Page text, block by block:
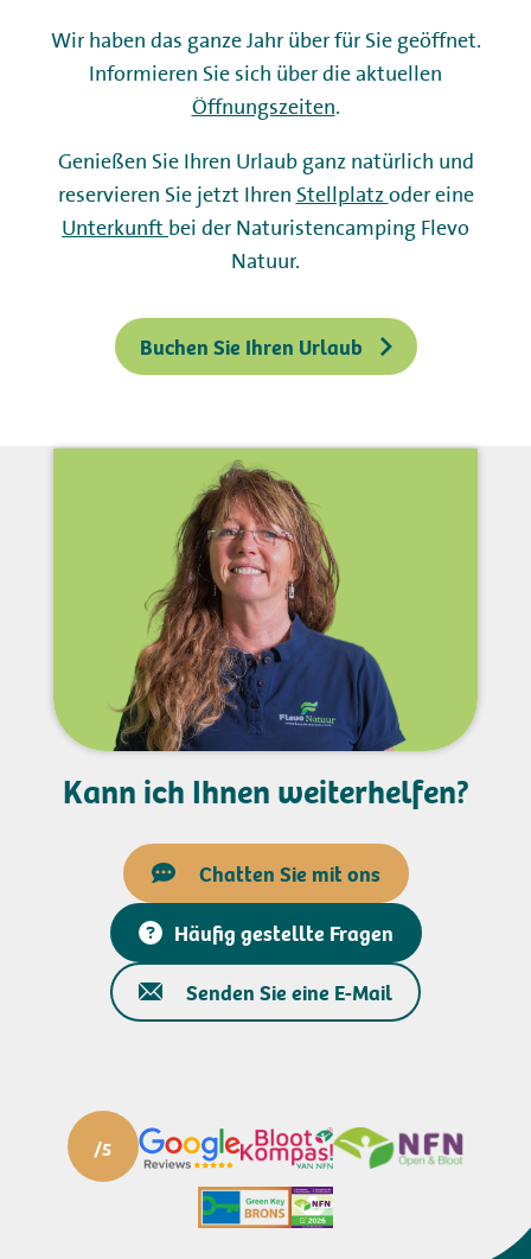
Mijn Flevo Natuur
Wir haben das ganze Jahr über für Sie geöffnet.
Informieren Sie sich über die aktuellen
Öffnungszeiten.
Genießen Sie Ihren Urlaub ganz natürlich und
reservieren Sie jetzt Ihren Stellplatz oder eine
Unterkunft bei der Naturistencamping Flevo
Natuur.
Buchen Sie Ihren Urlaub
Kann ich Ihnen weiterhelfen?
Chatten Sie mit ons
Häufig gestellte Fragen
Senden Sie eine E-Mail